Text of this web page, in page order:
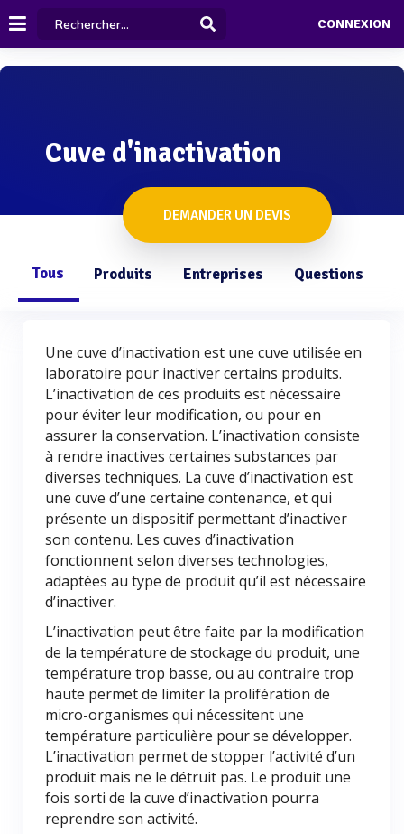
CONNEXION
Cuve d'inactivation
DEMANDER UN DEVIS
Tous Produits Entreprises Questions
Une cuve d’inactivation est une cuve utilisée en
laboratoire pour inactiver certains produits.
L’inactivation de ces produits est nécessaire
pour éviter leur modification, ou pour en
assurer la conservation. L’inactivation consiste
à rendre inactives certaines substances par
diverses techniques. La cuve d’inactivation est
une cuve d’une certaine contenance, et qui
présente un dispositif permettant d’inactiver
son contenu. Les cuves d’inactivation
fonctionnent selon diverses technologies,
adaptées au type de produit qu’il est nécessaire
d’inactiver.
L’inactivation peut être faite par la modification
de la température de stockage du produit, une
température trop basse, ou au contraire trop
haute permet de limiter la prolifération de
micro-organismes qui nécessitent une
température particulière pour se développer.
L’inactivation permet de stopper l’activité d’un
produit mais ne le détruit pas. Le produit une
fois sorti de la cuve d’inactivation pourra
reprendre son activité.